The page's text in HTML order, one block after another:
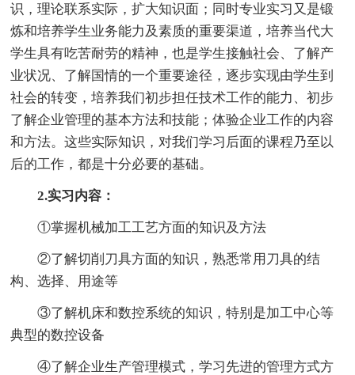
识，理论联系实际，扩大知识面；同时专业实习又是锻
炼和培养学生业务能力及素质的重要渠道，培养当代大
学生具有吃苦耐劳的精神，也是学生接触社会、了解产
业状况、了解国情的一个重要途径，逐步实现由学生到
社会的转变，培养我们初步担任技术工作的能力、初步
了解企业管理的基本方法和技能；体验企业工作的内容
和方法。这些实际知识，对我们学习后面的课程乃至以
后的工作，都是十分必要的基础。
2.实习内容：
①掌握机械加工工艺方面的知识及方法
②了解切削刀具方面的知识，熟悉常用刀具的结
构、选择、用途等
③了解机床和数控系统的知识，特别是加工中心等
典型的数控设备
④了解企业生产管理模式，学习先进的管理方式方